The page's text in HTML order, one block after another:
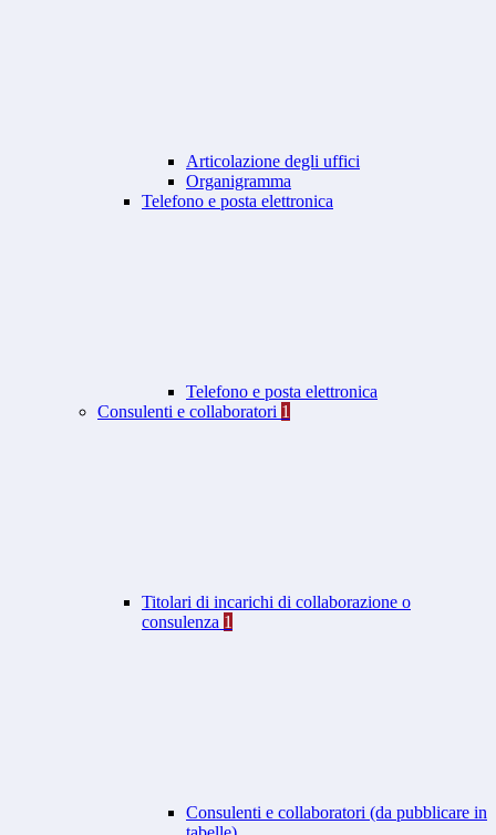
Articolazione degli uffici
Organigramma
Telefono e posta elettronica
Telefono e posta elettronica
Consulenti e collaboratori 1
Titolari di incarichi di collaborazione o
consulenza 1
Consulenti e collaboratori (da pubblicare in